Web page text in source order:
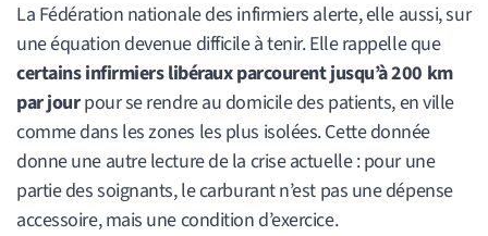
La Fédération nationale des infirmiers alerte, elle aussi, sur
une équation devenue difficile à tenir. Elle rappelle que
certains infirmiers libéraux parcourent jusqu’à 200 km
par jourpour se rendre au domicile des patients, en ville
comme dans les zones les plus isolées. Cette donnée
donne une autre lecture de la crise actuelle : pour une
partie des soignants, le carburant n’est pas une dépense
accessoire, mais une condition d’exercice.